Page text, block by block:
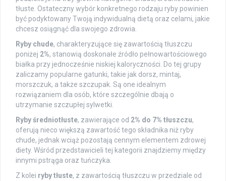
tłuste. Ostateczny wybór konkretnego rodzaju ryby powinien
być podyktowany Twoją indywidualną dietą oraz celami, jakie
chcesz osiągnąć dla swojego zdrowia.
Ryby chude, charakteryzujące się zawartością tłuszczu
poniżej 2%, stanowią doskonałe źródło pełnowartościowego
białka przy jednocześnie niskiej kaloryczności. Do tej grupy
zaliczamy popularne gatunki, takie jak dorsz, mintaj,
morszczuk, a także szczupak. Są one idealnym
rozwiązaniem dla osób, które szczególnie dbają o
utrzymanie szczupłej sylwetki.
Ryby średniotłuste, zawierające od 2% do 7% tłuszczu,
oferują nieco większą zawartość tego składnika niż ryby
chude, jednak wciąż pozostają cennym elementem zdrowej
diety. Wśród przedstawicieli tej kategorii znajdziemy między
innymi pstrąga oraz tuńczyka.
Z kolei ryby tłuste, z zawartością tłuszczu w przedziale od